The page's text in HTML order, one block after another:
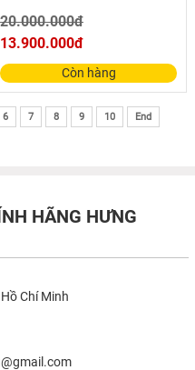
20.000.000đ
13.900.000đ
Còn hàng
6 7 8 9 10 End
HÃNG HƯNG
Chí Minh